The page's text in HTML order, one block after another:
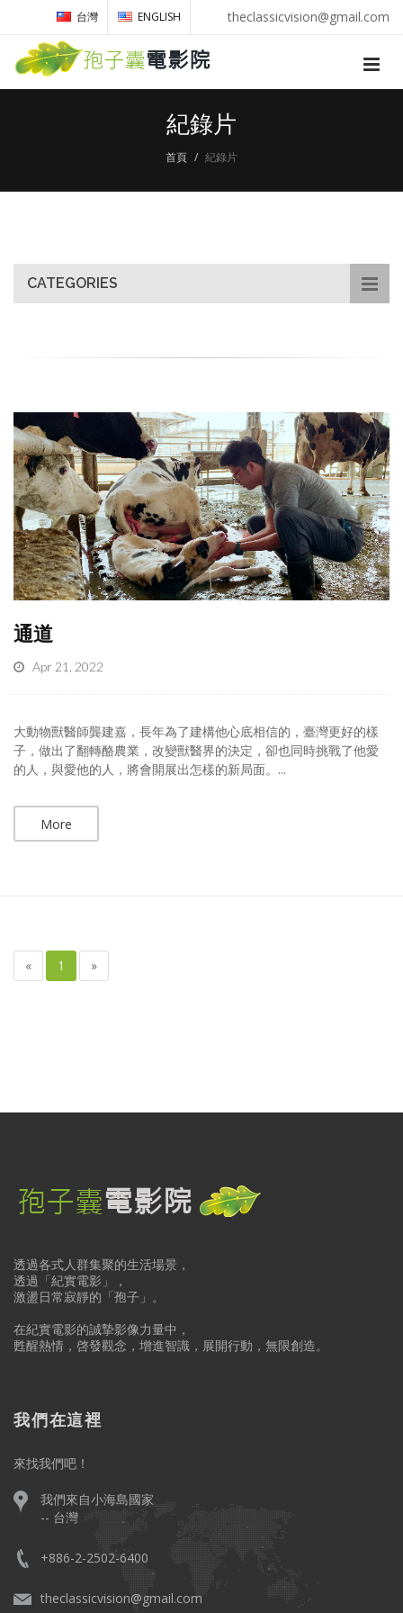
theclassicvision@gmail.com
台灣 ENGLISH
紀錄片
首頁 紀錄片
CATEGORIES
通道
Apr 21, 2022
大動物獸醫師龔建嘉，長年為了建構他心底相信的，臺灣更好的樣
子，做出了翻轉酪農業，改變獸醫界的決定，卻也同時挑戰了他愛
的人，與愛他的人，將會開展出怎樣的新局面。...
More
« 1 »
透過各式人群集聚的生活場景，
透過「紀實電影」，
激盪日常寂靜的「孢子」。
在紀實電影的誠摯影像力量中，
甦醒熱情，啓發觀念，增進智識，展開行動，無限創造。
我們在這裡
來找我們吧！
我們來自小海島國家
-- 台灣
+886-2-2502-6400
theclassicvision@gmail.com